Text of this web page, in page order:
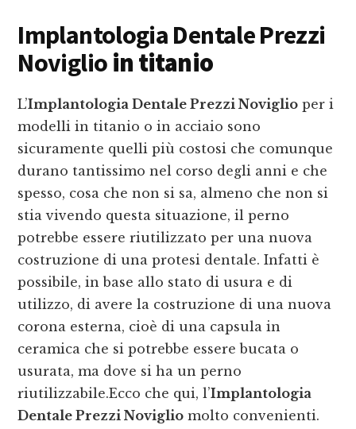
Implantologia Dentale Prezzi
Noviglio in titanio
L’Implantologia Dentale Prezzi Noviglio per i
modelli in titanio o in acciaio sono
sicuramente quelli più costosi che comunque
durano tantissimo nel corso degli anni e che
spesso, cosa che non si sa, almeno che non si
stia vivendo questa situazione, il perno
potrebbe essere riutilizzato per una nuova
costruzione di una protesi dentale. Infatti è
possibile, in base allo stato di usura e di
utilizzo, di avere la costruzione di una nuova
corona esterna, cioè di una capsula in
ceramica che si potrebbe essere bucata o
usurata, ma dove si ha un perno
riutilizzabile.Ecco che qui, l’Implantologia
Dentale Prezzi Noviglio molto convenienti.